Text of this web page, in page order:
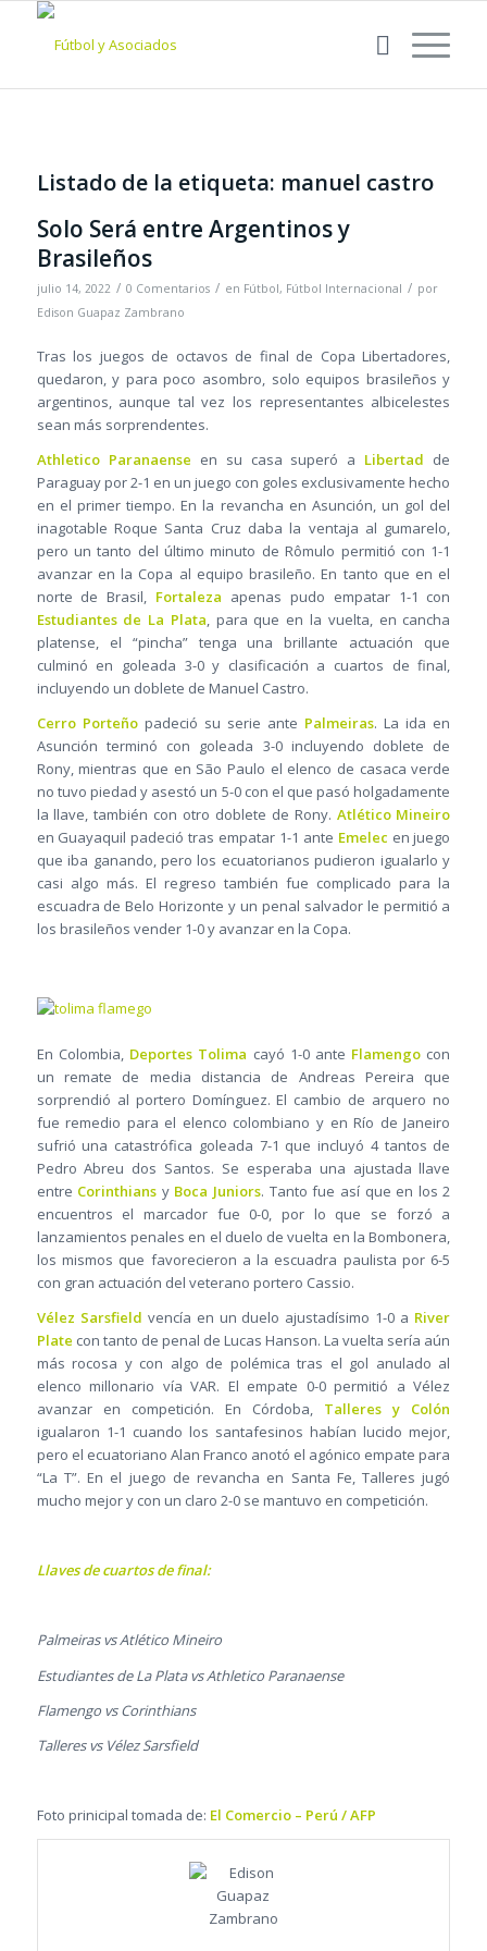
Listado de la etiqueta: manuel castro
Solo Será entre Argentinos y
Brasileños
julio 14, 2022 / 0 Comentarios / en Fútbol, Fútbol Internacional / por
Edison Guapaz Zambrano
Tras los juegos de octavos de final de Copa Libertadores,
quedaron, y para poco asombro, solo equipos brasileños y
argentinos, aunque tal vez los representantes albicelestes
sean más sorprendentes.
Athletico Paranaense en su casa superó a Libertad de
Paraguay por 2-1 en un juego con goles exclusivamente hecho
en el primer tiempo. En la revancha en Asunción, un gol del
inagotable Roque Santa Cruz daba la ventaja al gumarelo,
pero un tanto del último minuto de Rômulo permitió con 1-1
avanzar en la Copa al equipo brasileño. En tanto que en el
norte de Brasil, Fortaleza apenas pudo empatar 1-1 con
Estudiantes de La Plata, para que en la vuelta, en cancha
platense, el “pincha” tenga una brillante actuación que
culminó en goleada 3-0 y clasificación a cuartos de final,
incluyendo un doblete de Manuel Castro.
Cerro Porteñopadeció su serie ante Palmeiras. La ida en
Asunción terminó con goleada 3-0 incluyendo doblete de
Rony, mientras que en São Paulo el elenco de casaca verde
no tuvo piedad y asestó un 5-0 con el que pasó holgadamente
la llave, también con otro doblete de Rony. Atlético Mineiro
en Guayaquil padeció tras empatar 1-1 ante Emelec en juego
que iba ganando, pero los ecuatorianos pudieron igualarlo y
casi algo más. El regreso también fue complicado para la
escuadra de Belo Horizonte y un penal salvador le permitió a
los brasileños vender 1-0 y avanzar en la Copa.
En Colombia, Deportes Tolima cayó 1-0 ante Flamengo con
un remate de media distancia de Andreas Pereira que
sorprendió al portero Domínguez. El cambio de arquero no
fue remedio para el elenco colombiano y en Río de Janeiro
sufrió una catastrófica goleada 7-1 que incluyó 4 tantos de
Pedro Abreu dos Santos. Se esperaba una ajustada llave
entre Corinthians yBoca Juniors. Tanto fue así que en los 2
encuentros el marcador fue 0-0, por lo que se forzó a
lanzamientos penales en el duelo de vuelta en la Bombonera,
los mismos que favorecieron a la escuadra paulista por 6-5
con gran actuación del veterano portero Cassio.
Vélez Sarsfield vencía en un duelo ajustadísimo 1-0 a River
Plate con tanto de penal de Lucas Hanson. La vuelta sería aún
más rocosa y con algo de polémica tras el gol anulado al
elenco millonario vía VAR. El empate 0-0 permitió a Vélez
avanzar en competición. En Córdoba, Talleres y Colón
igualaron 1-1 cuando los santafesinos habían lucido mejor,
pero el ecuatoriano Alan Franco anotó el agónico empate para
“La T”. En el juego de revancha en Santa Fe, Talleres jugó
mucho mejor y con un claro 2-0 se mantuvo en competición.
Llaves de cuartos de final:
Palmeiras vs Atlético Mineiro
Estudiantes de La Plata vs Athletico Paranaense
Flamengo vs Corinthians
Talleres vs Vélez Sarsfield
Foto prinicipal tomada de: El Comercio – Perú / AFP